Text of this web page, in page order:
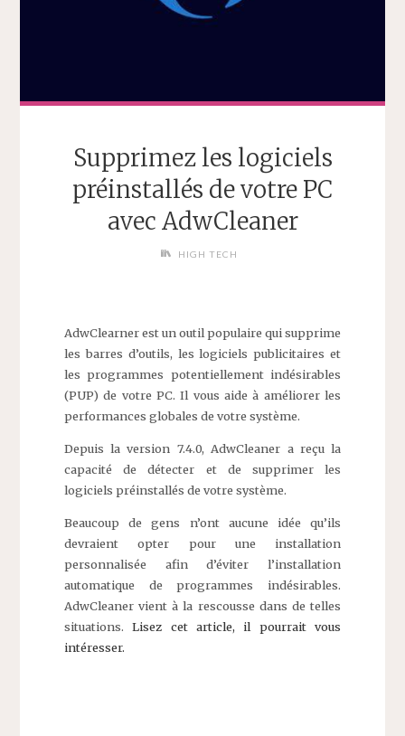
Supprimez les logiciels
préinstallés de votre PC
avec AdwCleaner
HIGH TECH
AdwClearner est un outil populaire qui supprime
les barres d’outils, les logiciels publicitaires et
les programmes potentiellement indésirables
(PUP) de votre PC. Il vous aide à améliorer les
performances globales de votre système.
Depuis la version 7.4.0, AdwCleaner a reçu la
capacité de détecter et de supprimer les
logiciels préinstallés de votre système.
Beaucoup de gens n’ont aucune idée qu’ils
devraient opter pour une installation
personnalisée afin d’éviter l’installation
automatique de programmes indésirables.
AdwCleaner vient à la rescousse dans de telles
situations.Lisez cet article, il pourrait vous
intéresser.